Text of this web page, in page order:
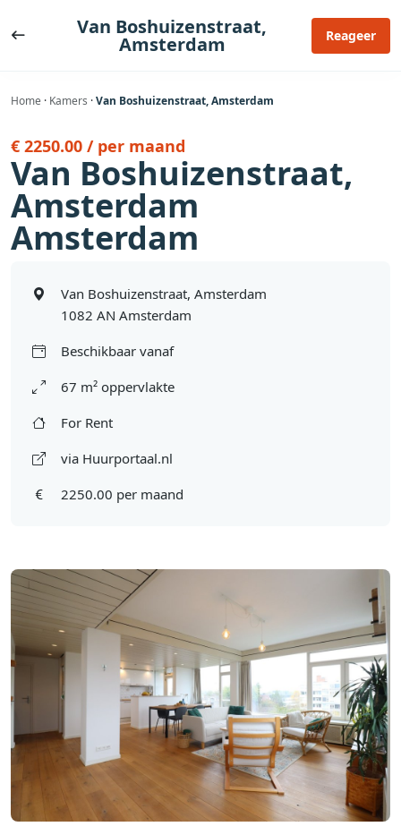
naar
Van Boshuizenstraat,
Amsterdam Reageer
Home · Kamers ·Van Boshuizenstraat, Amsterdam
€ 2250.00 / per maand
Van Boshuizenstraat,
Amsterdam
Amsterdam
Van Boshuizenstraat, Amsterdam
1082 AN Amsterdam
Beschikbaar vanaf
67 m² oppervlakte
For Rent
via Huurportaal.nl
2250.00 per maand